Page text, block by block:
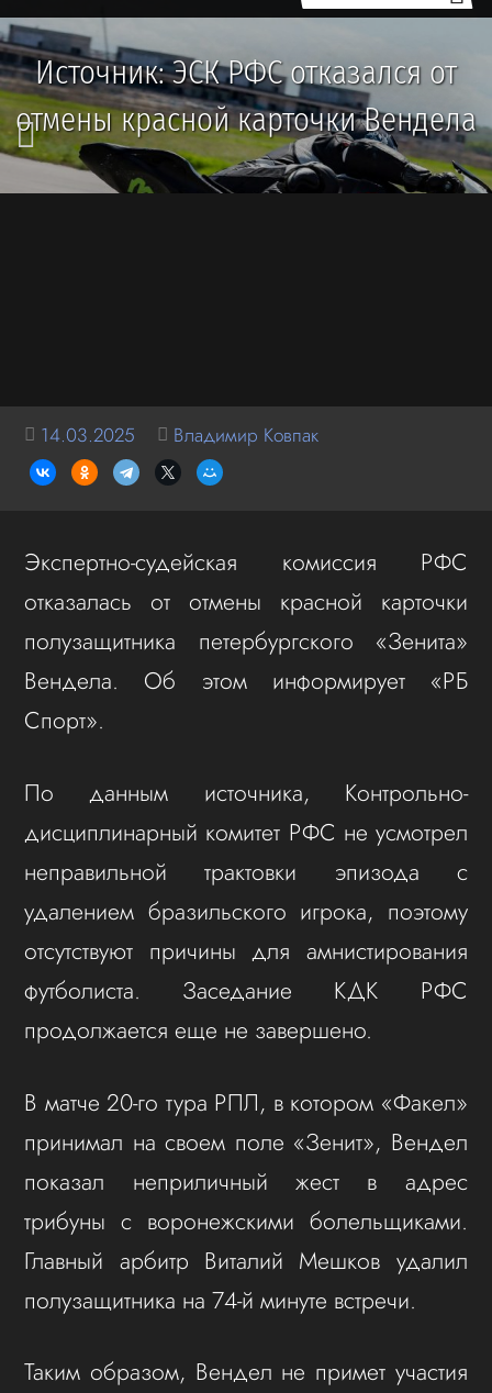
Источник: ЭСК РФС отказался от
отмены красной карточки Вендела
14.03.2025 Владимир Ковпак
Экспертно-судейская комиссия РФС
отказалась от отмены красной карточки
полузащитника петербургского «Зенита»
Вендела. Об этом информирует «РБ
Спорт».
По данным источника, Контрольно-
дисциплинарный комитет РФС не усмотрел
неправильной трактовки эпизода с
удалением бразильского игрока, поэтому
отсутствуют причины для амнистирования
футболиста. Заседание КДК РФС
продолжается еще не завершено.
В матче 20-го тура РПЛ, в котором «Факел»
принимал на своем поле «Зенит», Вендел
показал неприличный жест в адрес
трибуны с воронежскими болельщиками.
Главный арбитр Виталий Мешков удалил
полузащитника на 74-й минуте встречи.
Таким образом, Вендел не примет участия